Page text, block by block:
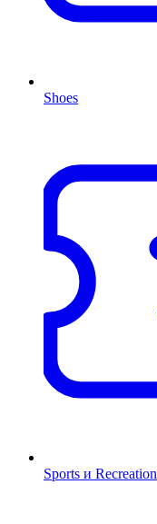
Shoes
Sports и Recreation